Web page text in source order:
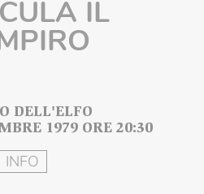
IL
DELL'ELFO
1979 ORE 20:30
INFO